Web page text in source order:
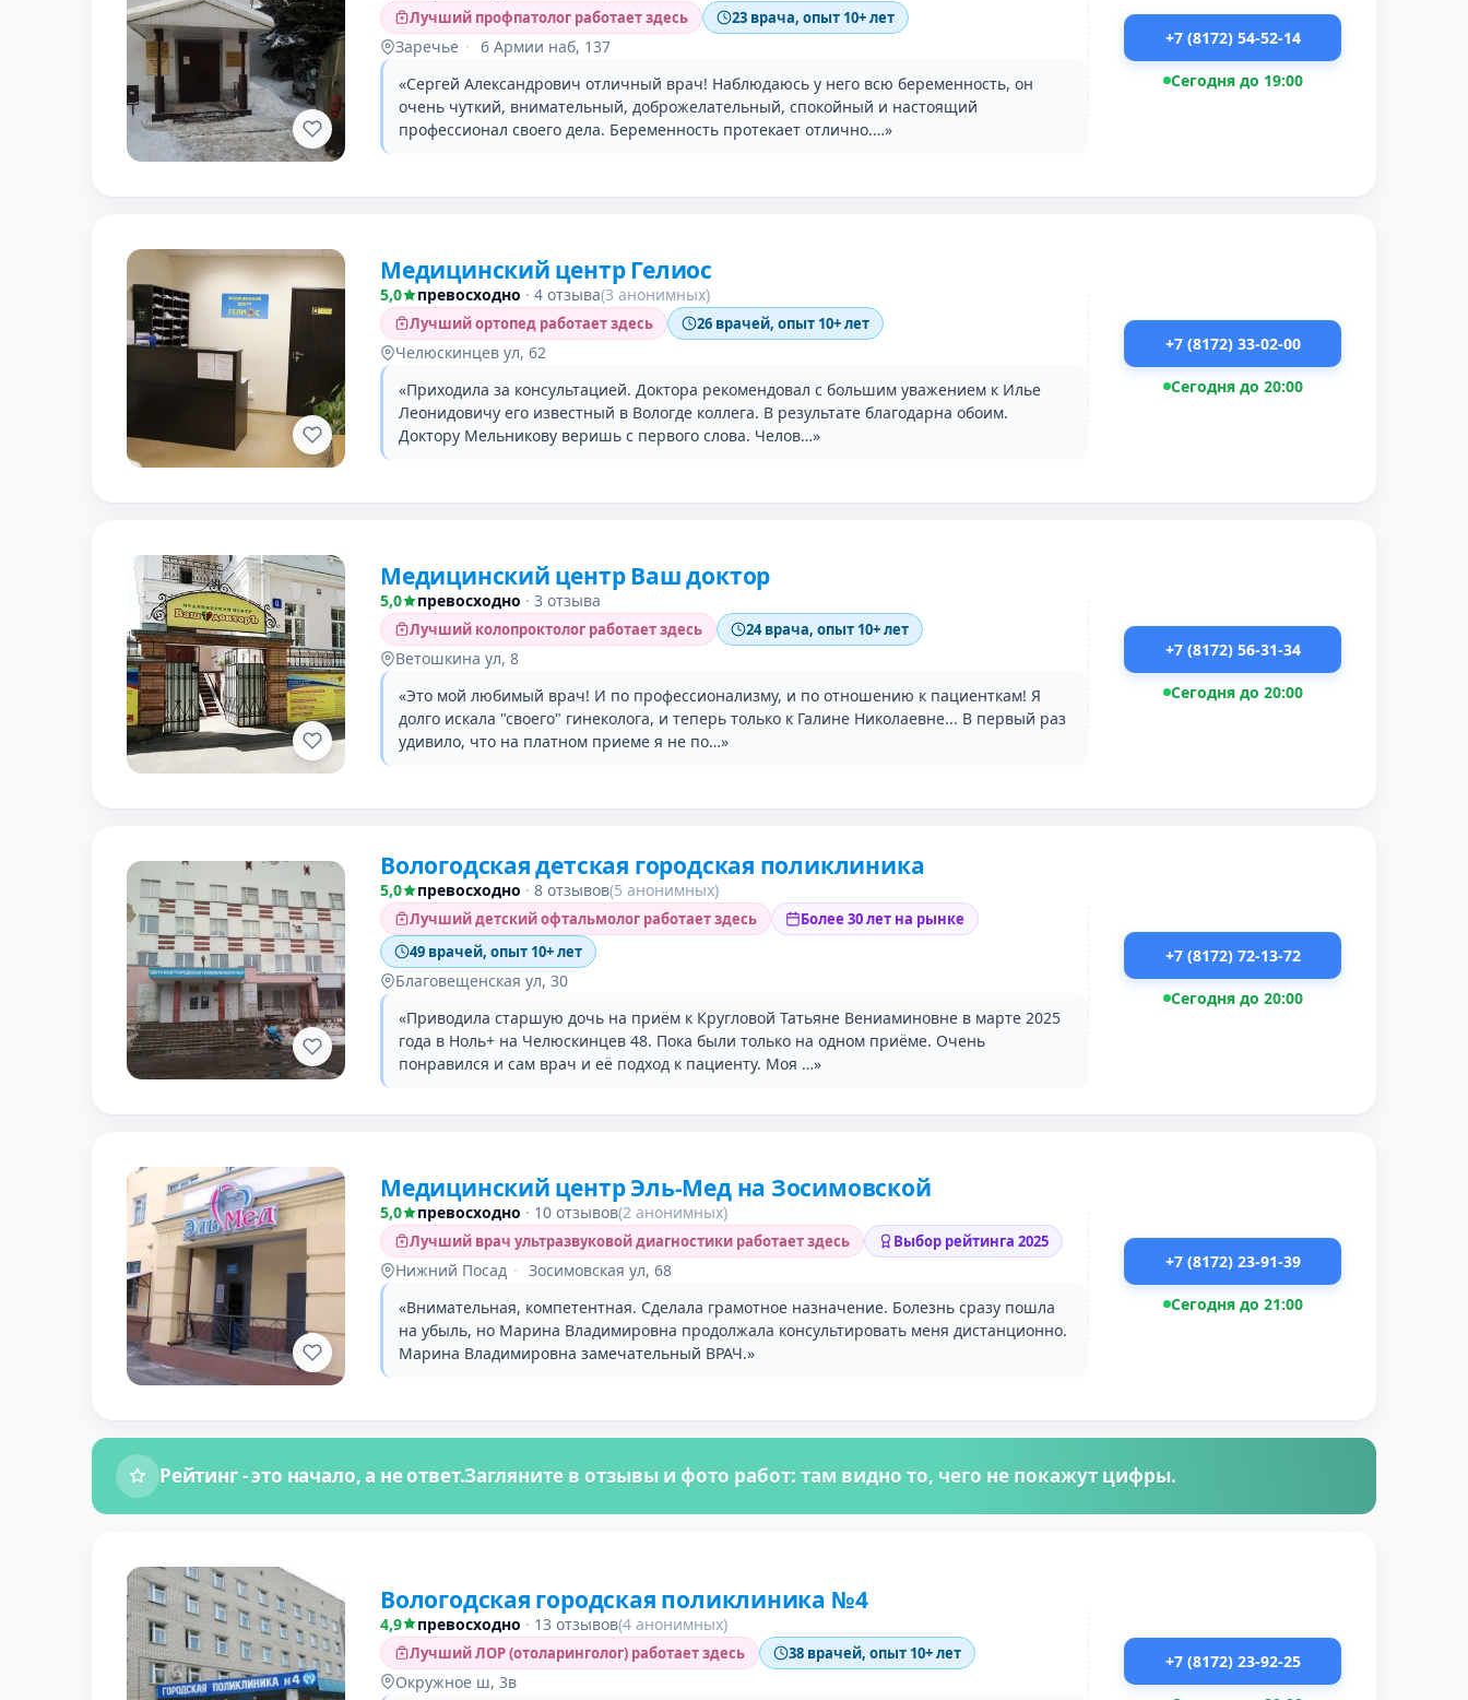
Лучший профпатолог работает здесь 23 врача, опыт 10+ лет
Заречье · 6 Армии наб, 137
«Сергей Александрович отличный врач! Наблюдаюсь у него всю беременность, он
очень чуткий, внимательный, доброжелательный, спокойный и настоящий
профессионал своего дела. Беременность протекает отлично.…»
+7 (8172) 54-52-14
Сегодня до 19:00
Медицинский центр Гелиос
5,0 превосходно · 4 отзыва(3 анонимных)
Лучший ортопед работает здесь 26 врачей, опыт 10+ лет
Челюскинцев ул, 62
«Приходила за консультацией. Доктора рекомендовал с большим уважением к Илье
Леонидовичу его известный в Вологде коллега. В результате благодарна обоим.
Доктору Мельникову веришь с первого слова. Челов…»
+7 (8172) 33-02-00
Сегодня до 20:00
Медицинский центр Ваш доктор
5,0 превосходно · 3 отзыва
Лучший колопроктолог работает здесь 24 врача, опыт 10+ лет
Ветошкина ул, 8
«Это мой любимый врач! И по профессионализму, и по отношению к пациенткам! Я
долго искала "своего" гинеколога, и теперь только к Галине Николаевне... В первый раз
удивило, что на платном приеме я не по…»
+7 (8172) 56-31-34
Сегодня до 20:00
Вологодская детская городская поликлиника
5,0 превосходно · 8 отзывов(5 анонимных)
Лучший детский офтальмолог работает здесь
Более 30 лет на рынке
49 врачей, опыт 10+ лет
Благовещенская ул, 30
«Приводила старшую дочь на приём к Кругловой Татьяне Вениаминовне в марте 2025
года в Ноль+ на Челюскинцев 48. Пока были только на одном приёме. Очень
понравился и сам врач и её подход к пациенту. Моя …»
+7 (8172) 72-13-72
Сегодня до 20:00
Медицинский центр Эль-Мед на Зосимовской
5,0 превосходно · 10 отзывов(2 анонимных)
Лучший врач ультразвуковой диагностики работает здесь Выбор рейтинга 2025
Нижний Посад · Зосимовская ул, 68
«Внимательная, компетентная. Сделала грамотное назначение. Болезнь сразу пошла
на убыль, но Марина Владимировна продолжала консультировать меня дистанционно.
Марина Владимировна замечательный ВРАЧ.»
+7 (8172) 23-91-39
Сегодня до 21:00
Рейтинг - это начало, а не ответ.Загляните в отзывы и фото работ: там видно то, чего не покажут цифры.
Вологодская городская поликлиника №4
4,9 превосходно · 13 отзывов(4 анонимных)
Лучший ЛОР (отоларинголог) работает здесь 38 врачей, опыт 10+ лет
Окружное ш, 3в
+7 (8172) 23-92-25